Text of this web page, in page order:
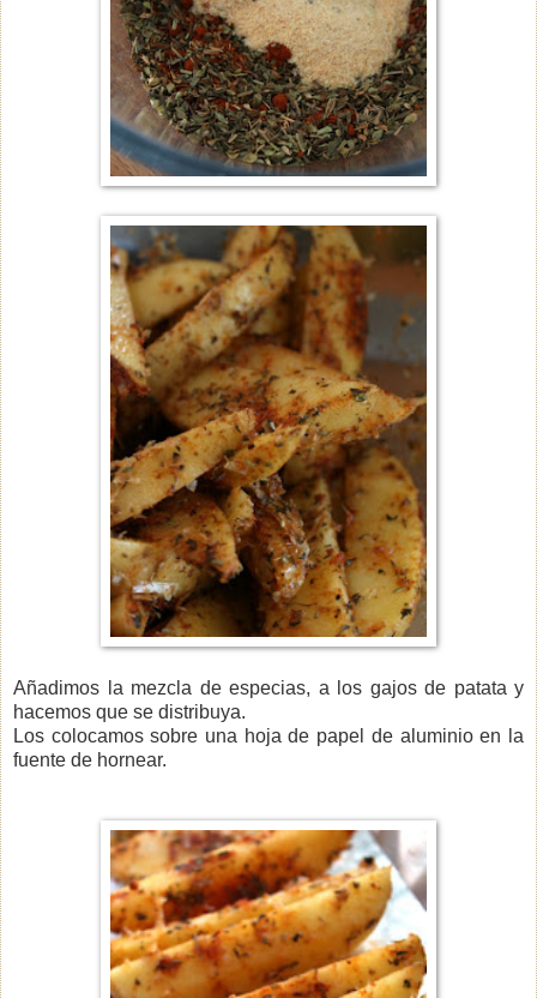
Añadimos la mezcla de especias, a los gajos de patata y
hacemos que se distribuya.
Los colocamos sobre una hoja de papel de aluminio en la
fuente de hornear.